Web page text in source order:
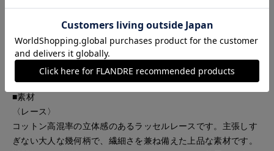
■デザイン
レース生地にオーガンジーをドッキングしたフレンチスリーブ
のプルオーバー。裏地付きなのでインナーに迷わず、気軽に着
られます。裾からオーガンジーを覗かせたデザインで、トレン
ドのシアー感をお楽しみいただける華やかな一枚です。
■素材
〈レース〉
コットン高混率の立体感のあるラッセルレースです。主張しす
ぎない大人な幾何柄で、繊細さを兼ね備えた上品な素材です。